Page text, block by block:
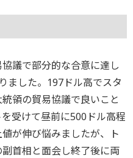
議で部分的な合意に達し
ました。197ドル高でスタ
領の貿易協議で良いこと
受けて昼前に500ドル高程
が伸び悩みましたが、ト
首相と面会し終了後に両